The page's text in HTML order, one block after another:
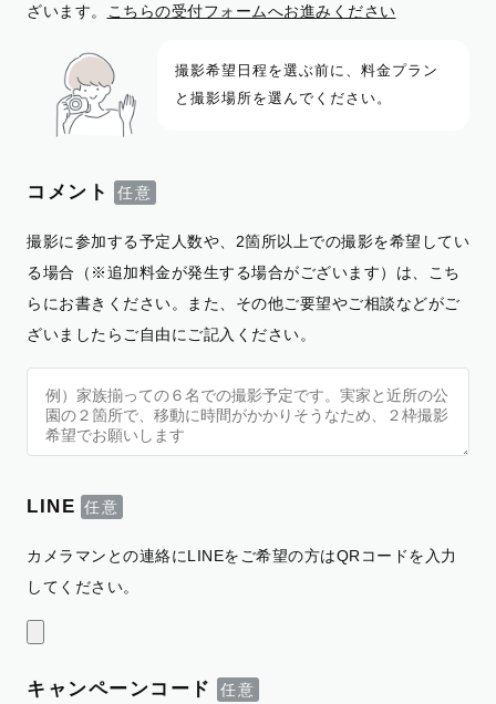
ざいます。
こちらの受付フォームへお進みください
撮影希望日程を選ぶ前に、料金プラン
と撮影場所を選んでください。
コメント
撮影に参加する予定人数や、2箇所以上での撮影を希望してい
る場合（※追加料金が発生する場合がございます）は、こち
らにお書きください。また、その他ご要望やご相談などがご
ざいましたらご自由にご記入ください。
LINE
カメラマンとの連絡にLINEをご希望の方はQRコードを入力
してください。
キャンペーンコード